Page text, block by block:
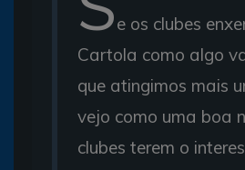
e os clubes
Cartola como algo
que atingimos mais
vejo como uma boa
clubes terem o